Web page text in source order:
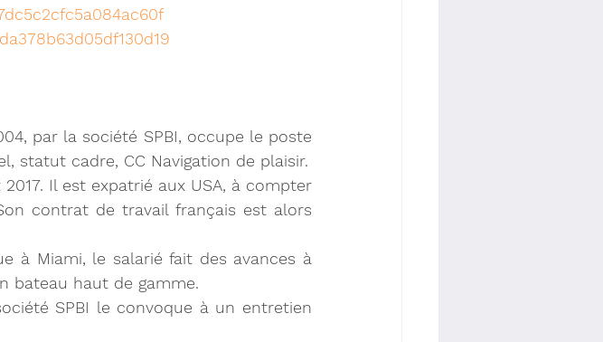
par la société SPBI, occupe le poste
statut cadre, CC Navigation de plaisir.
2017. Il est expatrié aux USA, à compter
contrat de travail français est alors
à Miami, le salarié fait des avances à
bateau haut de gamme.
SPBI le convoque à un entretien